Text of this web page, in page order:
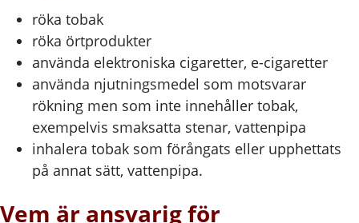
röka tobak
röka örtprodukter
använda elektroniska cigaretter, e-cigaretter
använda njutningsmedel som motsvarar
rökning men som inte innehåller tobak,
exempelvis smaksatta stenar, vattenpipa
inhalera tobak som förångats eller upphettats
på annat sätt, vattenpipa.
Vem är ansvarig för